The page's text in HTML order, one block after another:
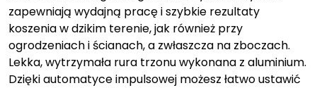
zapewniają wydajną pracę i szybkie rezultaty
koszenia w dzikim terenie, jak również przy
ogrodzeniach i ścianach, a zwłaszcza na zboczach.
Lekka, wytrzymała rura trzonu wykonana z aluminium.
Dzięki automatyce impulsowej możesz łatwo ustawić